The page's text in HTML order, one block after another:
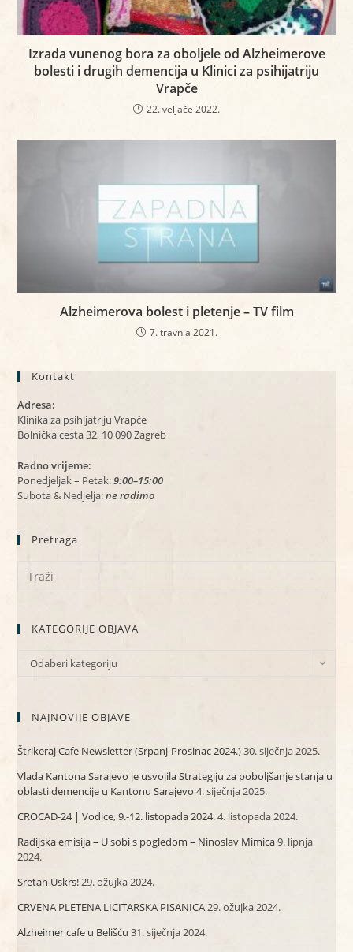
Izrada vunenog bora za oboljele od Alzheimerove
bolesti i drugih demencija u Klinici za psihijatriju
Vrapče
22. veljače 2022.
Alzheimerova bolest i pletenje – TV film
7. travnja 2021.
Kontakt
Adresa:
Klinika za psihijatriju Vrapče
Bolnička cesta 32, 10 090 Zagreb
Radno vrijeme:
Ponedjeljak – Petak:9:00–15:00
Subota & Nedjelja:ne radimo
Pretraga
KATEGORIJE OBJAVA
Odaberi kategoriju
NAJNOVIJE OBJAVE
Štrikeraj Cafe Newsletter (Srpanj-Prosinac 2024.)30. siječnja 2025.
Vlada Kantona Sarajevo je usvojila Strategiju za poboljšanje stanja u
oblasti demencije u Kantonu Sarajevo 4. siječnja 2025.
CROCAD-24 | Vodice, 9.-12. listopada 2024.4. listopada 2024.
Radijska emisija – U sobi s pogledom – Ninoslav Mimica9. lipnja
2024.
Sretan Uskrs!29. ožujka 2024.
CRVENA PLETENA LICITARSKA PISANICA29. ožujka 2024.
Alzheimer cafe u Belišću 31. siječnja 2024.